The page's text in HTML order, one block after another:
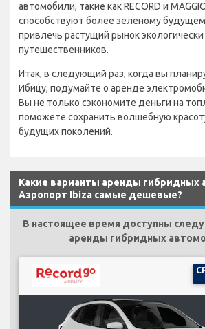
автомобили, такие как RECORD и
способствуют более зеленому
привлечь растущий рынок
путешественников.
Итак, в следующий раз, когда вы
Ибицу, подумайте о аренде
Вы не только сэкономите деньги на
поможете сохранить волшебную
будущих поколений.
Какие варианты аренды гибридных
Аэропорт Ibiza самые дешевые?
В настоящее время доступны
аренды гибридных